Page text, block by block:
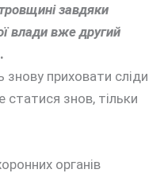
завдяки
влади вже другий
приховати сліди
знов, тільки
органів